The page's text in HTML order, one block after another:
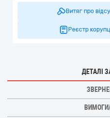
Витяг про
Реєстр
ДЕТАЛІ